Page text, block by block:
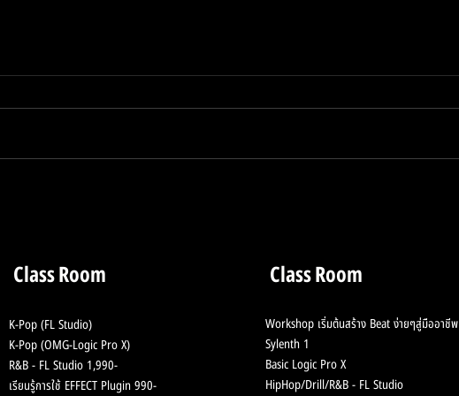
Class Room
K-Pop (FL Studio)
K-Pop (OMG-Logic Pro X)
R&B - FL Studio 1,990-
เรียนรู้การใช้ EFFECT Plugin 990-
Class Room
Workshop เริ่มต้นสร้าง Beat ง่ายๆสู่มืออาชีพ
Sylenth 1
Basic Logic Pro X
HipHop/Drill/R&B - FL Studio